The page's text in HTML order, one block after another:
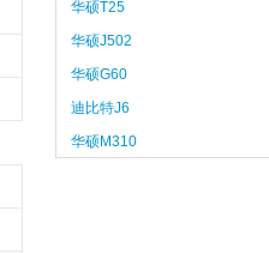
华硕T25
华硕J502
华硕G60
迪比特J6
华硕M310